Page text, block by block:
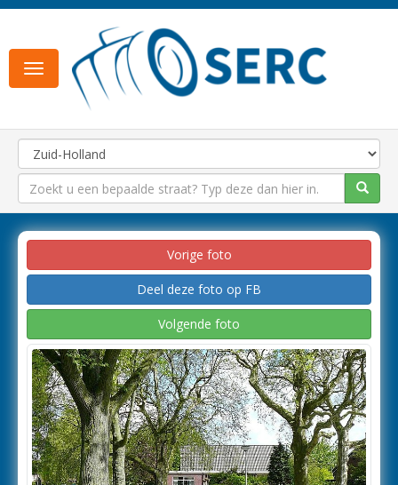
Toggle
navigation
Vorige foto
Deel deze foto op FB
Volgende foto